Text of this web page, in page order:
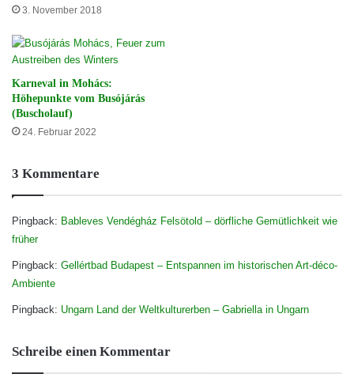
3. November 2018
Karneval in Mohács:
Höhepunkte vom Busójárás
(Buscholauf)
24. Februar 2022
3 Kommentare
Pingback: Bableves Vendégház Felsötold – dörfliche Gemütlichkeit wie
früher
Pingback: Gellértbad Budapest – Entspannen im historischen Art-déco-
Ambiente
Pingback: Ungarn Land der Weltkulturerben – Gabriella in Ungarn
Schreibe einen Kommentar